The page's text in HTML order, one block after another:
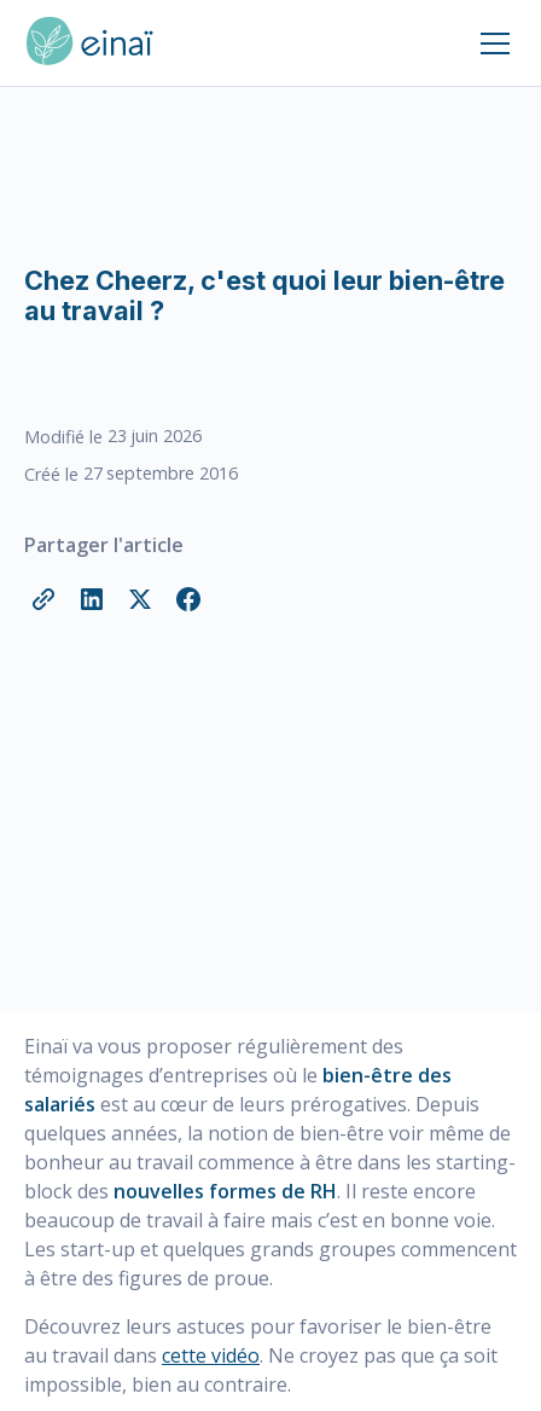
Chez Cheerz, c'est quoi leur bien-être
au travail ?
Modifié le 23 juin 2026
Créé le 27 septembre 2016
Partager l'article
Einaï va vous proposer régulièrement des
témoignages d’entreprises où le bien-être des
salariés est au cœur de leurs prérogatives. Depuis
quelques années, la notion de bien-être voir même de
bonheur au travail commence à être dans les starting-
block des nouvelles formes de RH. Il reste encore
beaucoup de travail à faire mais c’est en bonne voie.
Les start-up et quelques grands groupes commencent
à être des figures de proue.
Découvrez leurs astuces pour favoriser le bien-être
au travail dans cette vidéo. Ne croyez pas que ça soit
impossible, bien au contraire.